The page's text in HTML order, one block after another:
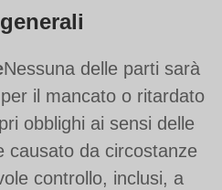
Nessuna delle parti sarà
il mancato o ritardato
obblighi ai sensi delle
causato da circostanze
controllo, inclusi, a